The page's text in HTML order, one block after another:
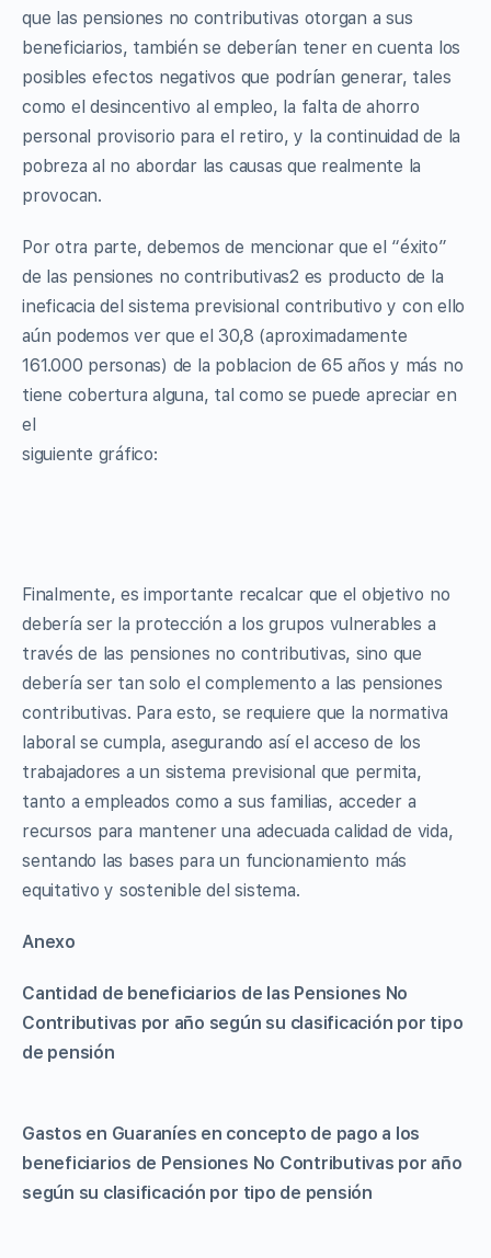
que las pensiones no contributivas otorgan a sus
beneficiarios, también se deberían tener en cuenta los
posibles efectos negativos que podrían generar, tales
como el desincentivo al empleo, la falta de ahorro
personal provisorio para el retiro, y la continuidad de la
pobreza al no abordar las causas que realmente la
provocan.
Por otra parte, debemos de mencionar que el “éxito”
de las pensiones no contributivas2 es producto de la
ineficacia del sistema previsional contributivo y con ello
aún podemos ver que el 30,8 (aproximadamente
161.000 personas) de la poblacion de 65 años y más no
tiene cobertura alguna, tal como se puede apreciar en
el
siguiente gráfico:
Finalmente, es importante recalcar que el objetivo no
debería ser la protección a los grupos vulnerables a
través de las pensiones no contributivas, sino que
debería ser tan solo el complemento a las pensiones
contributivas. Para esto, se requiere que la normativa
laboral se cumpla, asegurando así el acceso de los
trabajadores a un sistema previsional que permita,
tanto a empleados como a sus familias, acceder a
recursos para mantener una adecuada calidad de vida,
sentando las bases para un funcionamiento más
equitativo y sostenible del sistema.
Anexo
Cantidad de beneficiarios de las Pensiones No
Contributivas por año según su clasificación por tipo
de pensión
Gastos en Guaraníes en concepto de pago a los
beneficiarios de Pensiones No Contributivas por año
según su clasificación por tipo de pensión